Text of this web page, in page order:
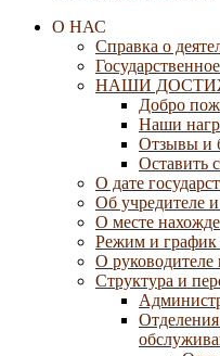
О НАС
Справка о
НАШИ
Добро
Наши
Отзывы и
Оставить
О дате
Об учредителе
О месте
Режим и график
О руководителе
Структура и